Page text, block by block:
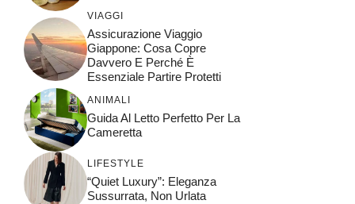
VIAGGI
Assicurazione Viaggio
Giappone: Cosa Copre
Davvero E Perché È
Essenziale Partire Protetti
ANIMALI
Guida Al Letto Perfetto Per La
Cameretta
LIFESTYLE
“Quiet Luxury”: Eleganza
Sussurrata, Non Urlata